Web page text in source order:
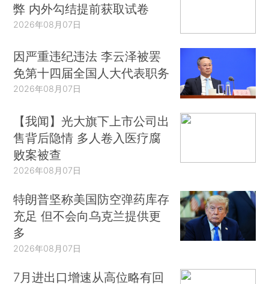
弊 内外勾结提前获取试卷
2026年08月07日
因严重违纪违法 李云泽被罢
免第十四届全国人大代表职务
2026年08月07日
【我闻】光大旗下上市公司出
售背后隐情 多人卷入医疗腐
败案被查
2026年08月07日
特朗普坚称美国防空弹药库存
充足 但不会向乌克兰提供更
多
2026年08月07日
7月进出口增速从高位略有回